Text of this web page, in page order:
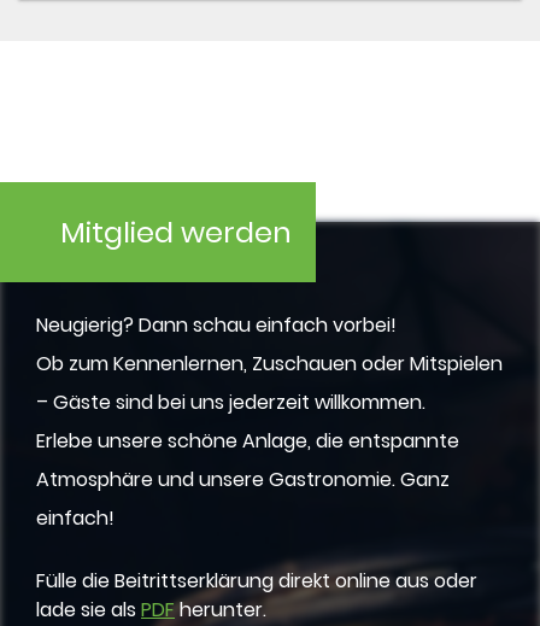
Mitglied werden
Neugierig? Dann schau einfach vorbei!
Ob zum Kennenlernen, Zuschauen oder Mitspielen
– Gäste sind bei uns jederzeit willkommen.
Erlebe unsere schöne Anlage, die entspannte
Atmosphäre und unsere Gastronomie. Ganz
einfach!
Fülle die Beitrittserklärung direkt online aus oder
lade sie alsPDFherunter.